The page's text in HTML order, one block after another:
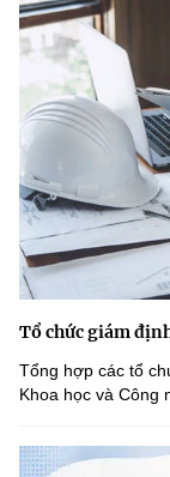
Tổ chức giám
Tổng hợp các tổ
Khoa học và Công